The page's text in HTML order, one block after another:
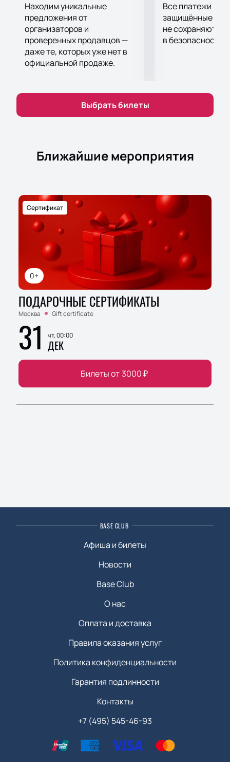
Находим уникальные
предложения от
организаторов и
проверенных продавцов —
даже те, которых уже нет в
официальной продаже.
Все платежи
защищённые
не сохраняются
в безопасности.
Выбрать билеты
Ближайшие мероприятия
0+
Сертификат
ПОДАРОЧНЫЕ СЕРТИФИКАТЫ
Москва Gift certificate
31 чт, 00:00
ДЕК
Билеты от 3000₽
BASE CLUB
Афиша и билеты
Новости
Base Club
О нас
Оплата и доставка
Правила оказания услуг
Политика конфиденциальности
Гарантия подлинности
Контакты
+7 (495) 545-46-93